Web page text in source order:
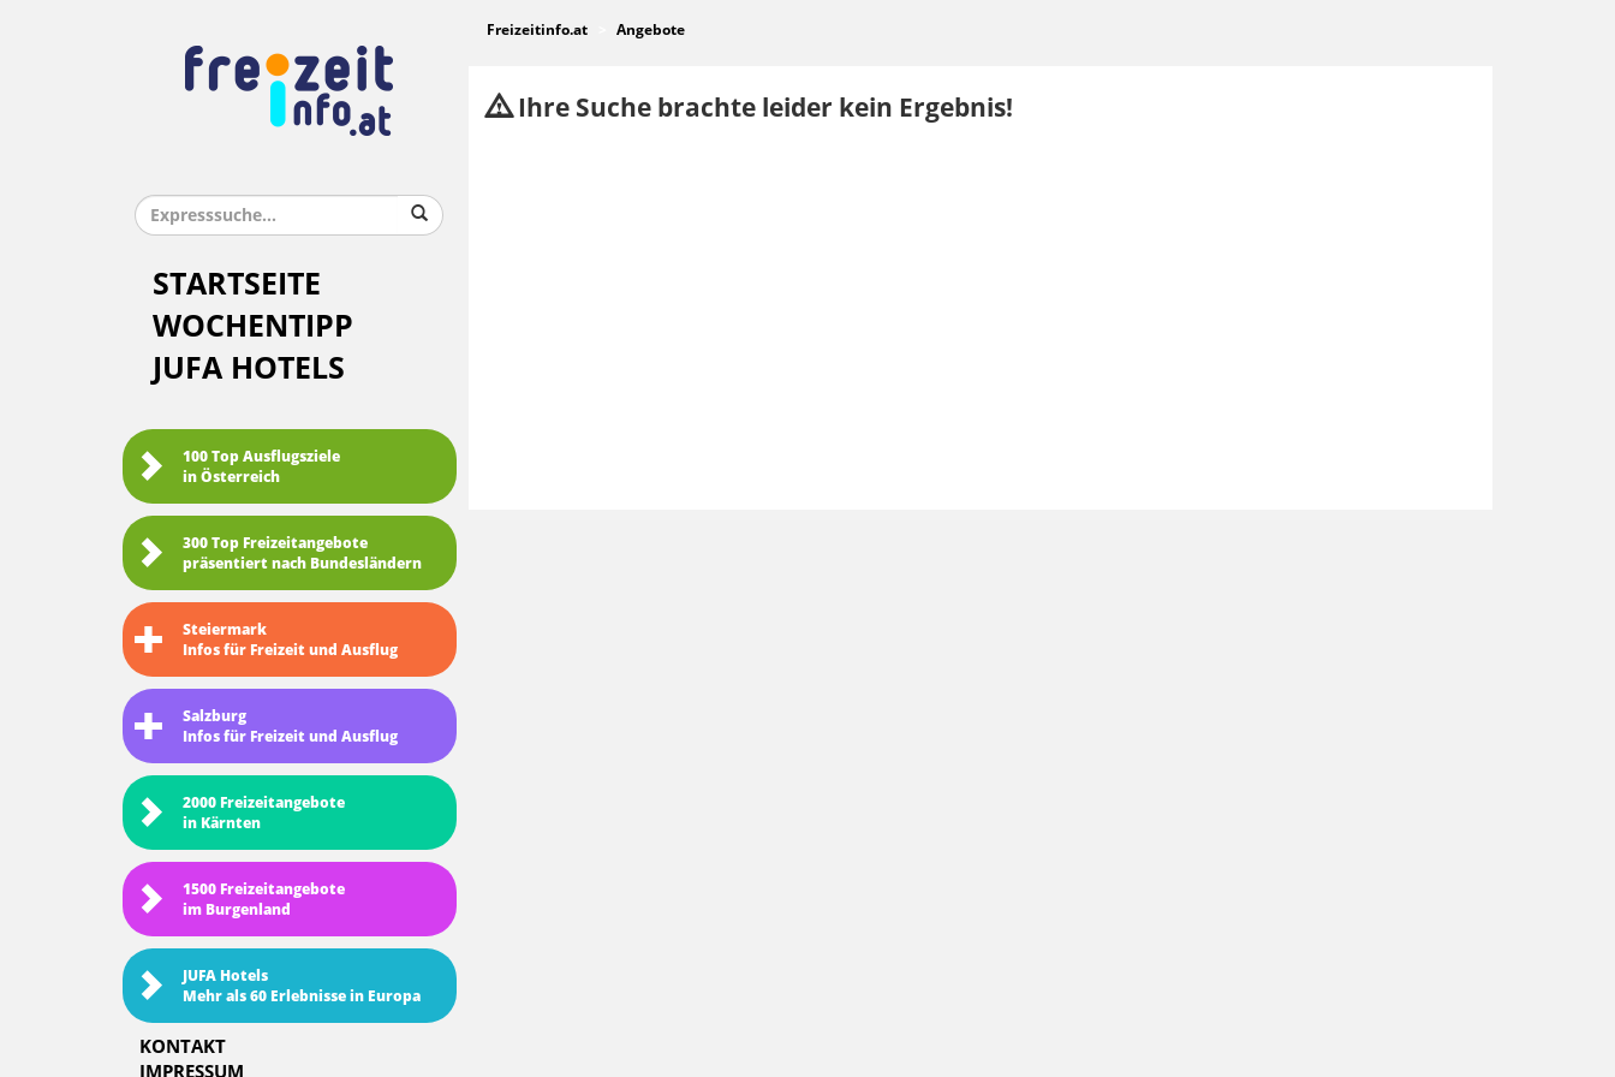
STARTSEITE
WOCHENTIPP
JUFA HOTELS
100 Top Ausflugsziele
in Österreich
300 Top Freizeitangebote
präsentiert nach Bundesländern
Steiermark
Infos für Freizeit und Ausflug
Salzburg
Infos für Freizeit und Ausflug
2000 Freizeitangebote
in Kärnten
1500 Freizeitangebote
im Burgenland
JUFA Hotels
Mehr als 60 Erlebnisse in Europa
KONTAKT
IMPRESSUM
Freizeitinfo.at Angebote
Ihre Suche brachte leider kein Ergebnis!